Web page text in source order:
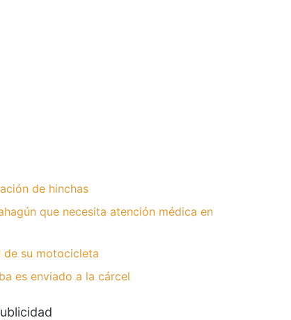
de hinchas
que necesita atención médica en
de su motocicleta
es enviado a la cárcel